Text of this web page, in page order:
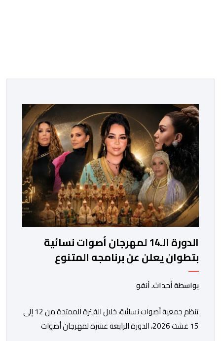
الدورة الـ14 لمهرجان أصوات نسائية
بتطوان يعلن عن برنامجه المتنوع
بواسطة أحداث. أنفو
تنظم جمعية أصوات نسائية، خلال الفترة الممتدة من 12 إلى
15 غشت 2026، الدورة الرابعة عشرة لمهرجان أصوات